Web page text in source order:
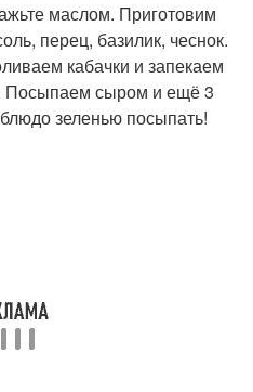
маслом. Приготовим
перец, базилик, чеснок.
кабачки и запекаем
Посыпаем сыром и ещё 3
зеленью посыпать!